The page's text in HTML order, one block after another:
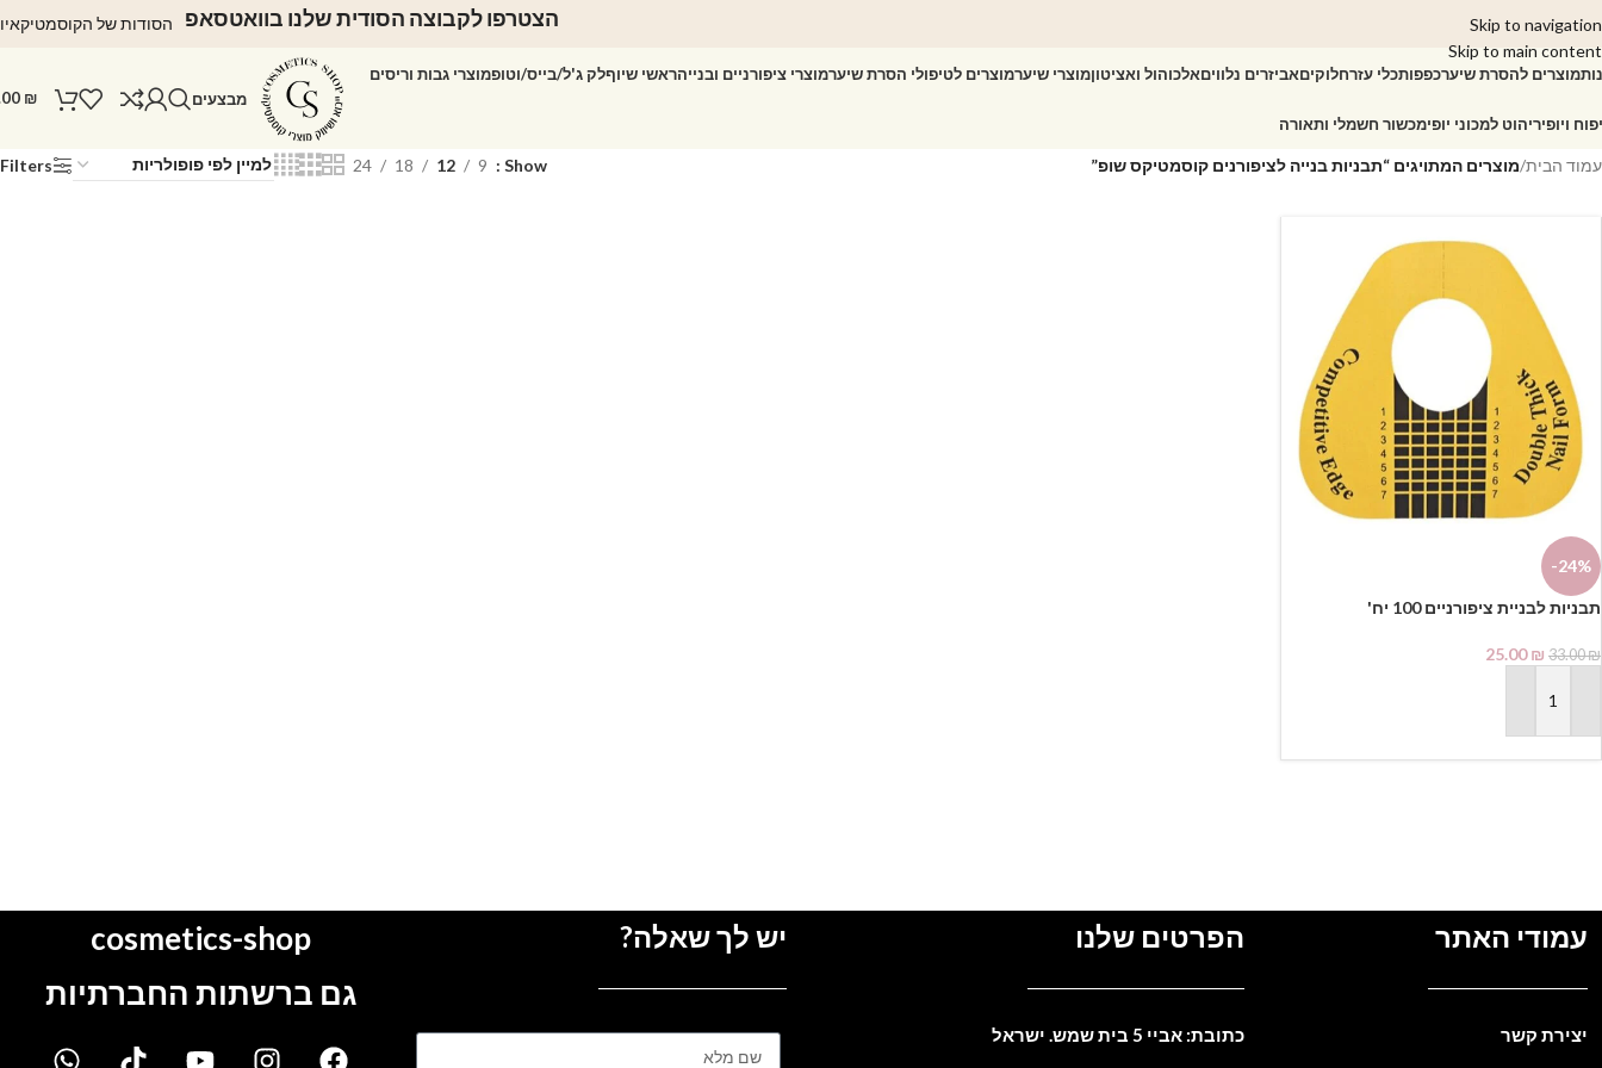
Skip to navigation
Skip to main content
הצטרפו לקבוצה הסודית שלנו בוואטסאפ הסודות של
מוצרים להסרת שיערכפפותכלי עזרחלוקיםאביזרים נלוויםאלכוהול ואציטוןמוצרי שיערמוצרים לטיפולי הסרת שיערמוצרי ציפורניים ובנייהראשי שיוףלק ג'ל/בייס/וטופמוצרי גבות וריסים
ויופיריהוט למכוני יופימכשור חשמלי ותאורה
מבצעים ₪
עמוד הבית/מוצרים המתויגים “תבניות בנייה לציפורנים קוסמטיקס שופ” Show
9
12
18
24
Filters
-24%
תבניות לבניית ציפורניים 100 יח'
33.00₪
25.00₪
הוספה לסל
עמודי האתר
יצירת קשר
הפרטים שלנו
כתובת: אביי 5 בית שמש. ישראל
יש לך שאלה?
cosmetics-shop
גם ברשתות החברתיות